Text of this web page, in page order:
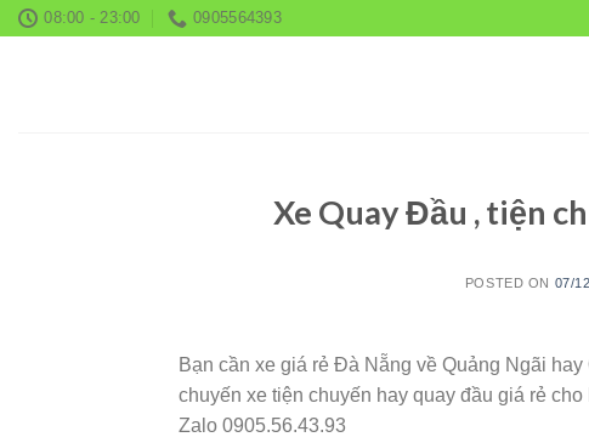
Skip 08:00 - 23:00 0905564393
Xe Quay Đầu , tiện
POSTED ON 07/
Bạn cần xe giá rẻ Đà Nẵng về Quảng Ngãi
chuyến xe tiện chuyến hay quay đầu giá rẻ
Zalo 0905.56.43.93